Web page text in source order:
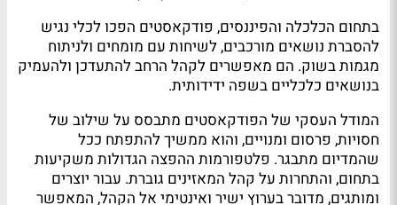
בתחום הכלכלה והפיננסים, פודקאסטים הפכו לכלי נגיש
להסברת נושאים מורכבים, לשיחות עם מומחים ולניתוח
מגמות בשוק. הם מאפשרים לקהל הרחב להתעדכן ולהעמיק
בנושאים כלכליים בשפה ידידותית.
המודל העסקי של הפודקאסטים מתבסס על שילוב של
חסויות, פרסום ומנויים, והוא ממשיך להתפתח ככל
שהמדיום מתבגר. פלטפורמות ההפצה הגדולות משקיעות
בתחום, והתחרות על קהל המאזינים גוברת. עבור יוצרים
ומותגים, מדובר בערוץ ישיר ואינטימי אל הקהל, המאפשר